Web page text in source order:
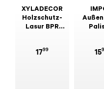
XYLADECOR
Holzschutz-
Lasur BPR
1799 15